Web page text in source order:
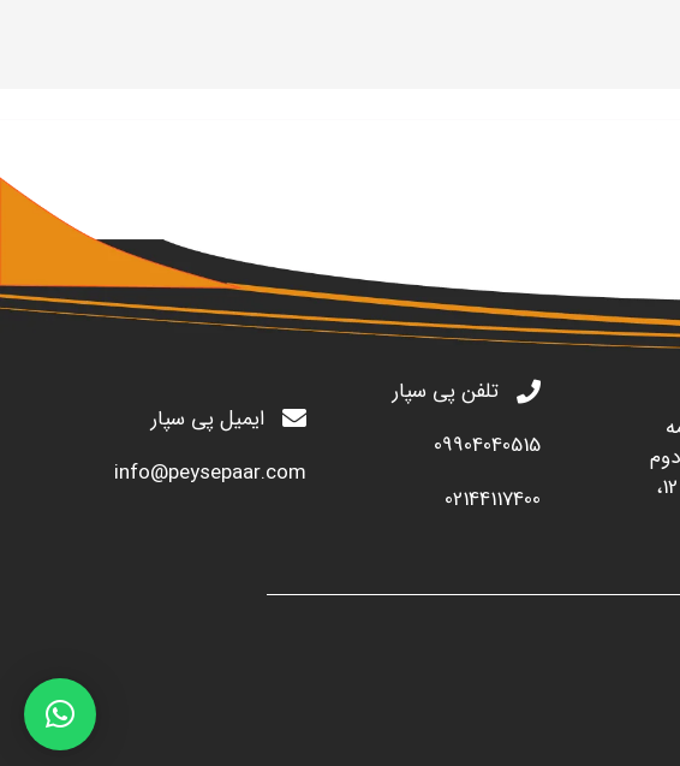
شرقي، ساختمان آپادانا، پلاک 12،
تلفن پی سپار
09904040515
02144117400
ایمیل پی سپار
info@peysepaar.com